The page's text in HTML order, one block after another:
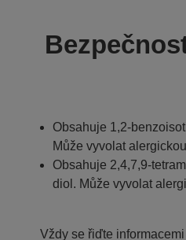
Obsahuje 1,2-
Může vyvolat
Obsahuje 2,4,7,9-
diol. Může vyvolat
Vždy se řiďte